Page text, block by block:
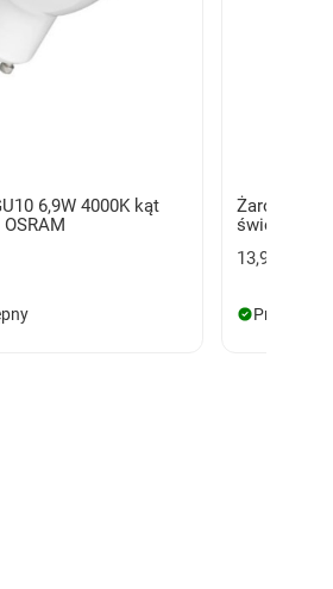
6,9W 4000K kąt
Żarówka
świecenia
13,99 zł
Produkt